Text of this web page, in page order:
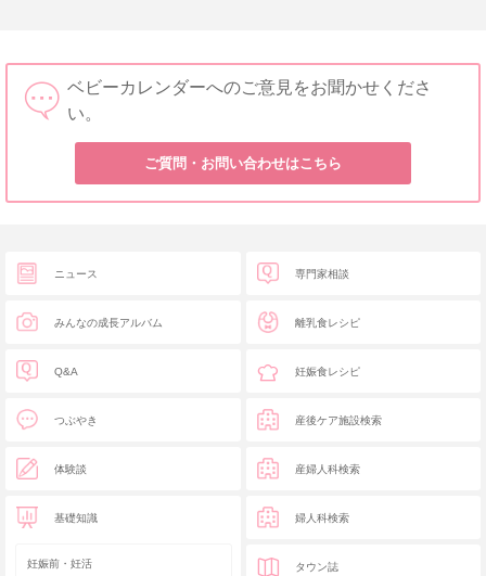
ベビーカレンダーへのご意見をお聞かせくださ
い。
ご質問・お問い合わせはこちら
ニュース
みんなの成長アルバム
Q&A
つぶやき
体験談
基礎知識
妊娠前・妊活
専門家相談
離乳食レシピ
妊娠食レシピ
産後ケア施設検索
産婦人科検索
婦人科検索
タウン誌